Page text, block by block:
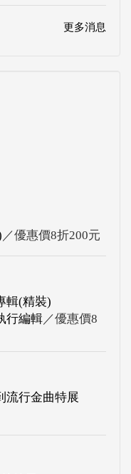
更多消息
／優惠價8折200元
輯(精裝)
行編輯／優惠價8
流行金曲特展